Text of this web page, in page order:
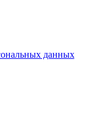
данных